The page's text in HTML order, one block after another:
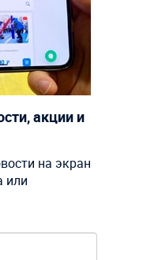
акции и
на экран
или